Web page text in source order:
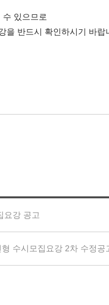
있으므로
을 반드시 확인하시기 바랍
요강 공고
수시모집요강 2차 수정공